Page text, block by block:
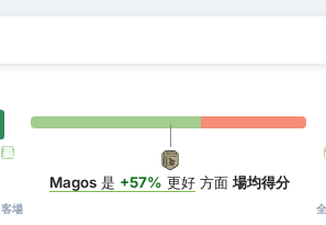
贏
客場
Magos 是 +57% 更好 方面場均得分